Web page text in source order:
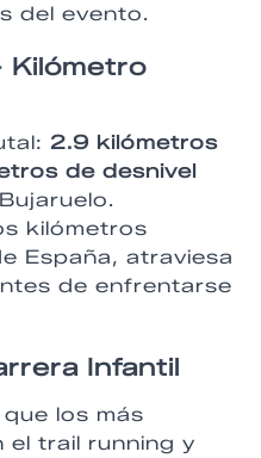
del evento.
Kilómetro
2.9 kilómetros
de desnivel
kilómetros
España, atraviesa
de enfrentarse
Infantil
los más
el trail running y